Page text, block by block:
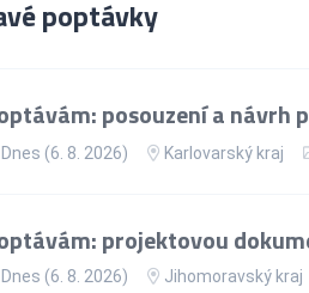
poptávky
posouzení a návrh
Dnes (6. 8. 2026) Karlovarský kraj
projektovou
Dnes (6. 8. 2026) Jihomoravský kraj